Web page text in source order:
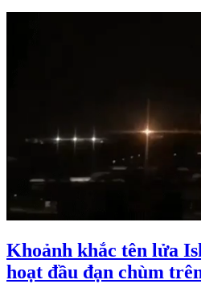
Khoảnh khắc tên lửa
hoạt đầu đạn chùm